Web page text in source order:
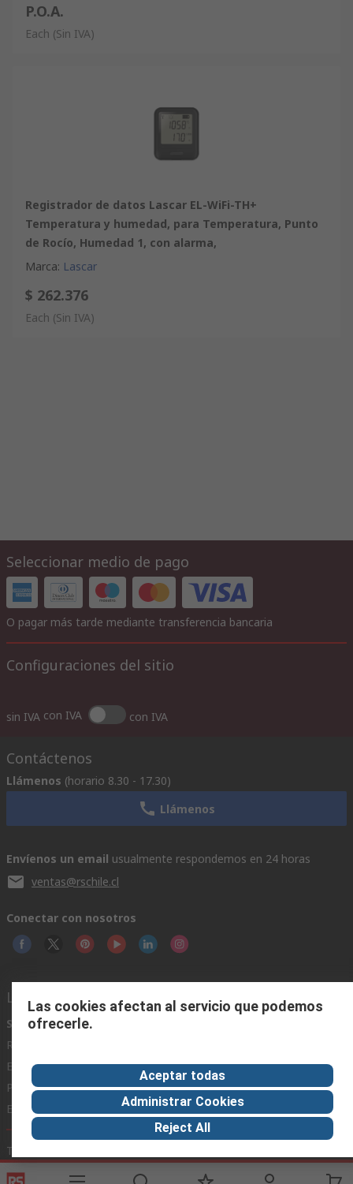
P.O.A.
Each (Sin IVA)
Registrador de datos Lascar EL-WiFi-TH+
Temperatura y humedad, para Temperatura, Punto
de Rocío, Humedad 1, con alarma,
Marca: Lascar
$ 262.376
Each (Sin IVA)
Seleccionar medio de pago
O pagar más tarde mediante transferencia bancaria
Configuraciones del sitio
sin IVA con IVA con IVA
Contáctenos
Llámenos (horario 8.30 - 17.30)
Llámenos
Envíenos un email usualmente respondemos en 24 horas
ventas@rschile.cl
Conectar con nosotros
Links de ayuda
Servicios
Registrarse
Entrega
Pago
Exportar
En el mundo
Grupo corporativo
Fabricación
Términos del sitio
privacidad
Cookie Policy
Las cookies afectan al servicio que podemos
ofrecerle.
Aceptar todas
Administrar Cookies
Reject All